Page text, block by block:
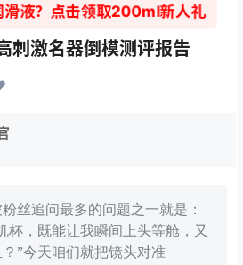
滑液？点击领取200ml新人礼
刺激名器倒模测评报告
丝追问最多的问题之一就是：
杯，既能让我瞬间上头等舱，又
”今天咱们就把镜头对准